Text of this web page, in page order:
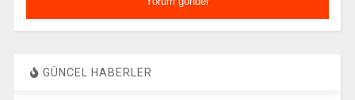
GÜNCEL HABERLER